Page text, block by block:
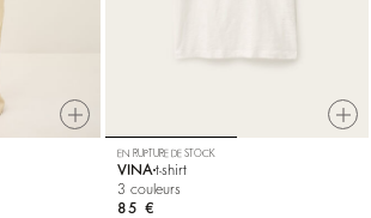
EN RUPTURE DE STOCK
VINAt-shirt
3 couleurs
85 €